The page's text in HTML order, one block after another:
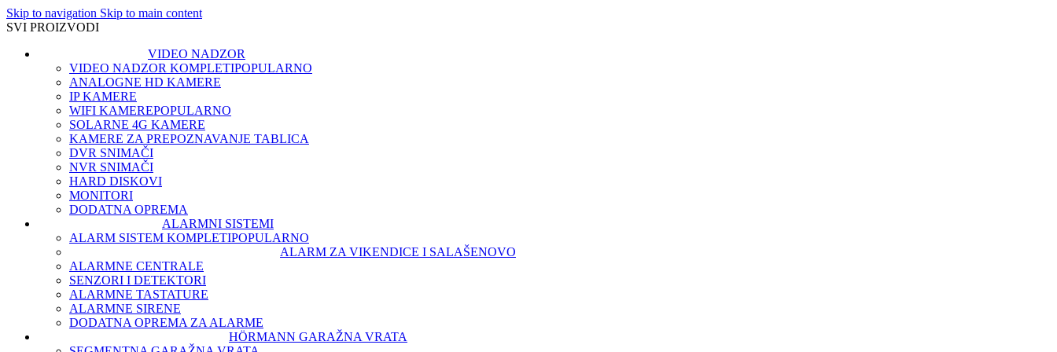
Skip to navigation Skip to main content
SVI PROIZVODI
VIDEO NADZOR
VIDEO NADZOR KOMPLETIPOPULARNO
ANALOGNE HD KAMERE
IP KAMERE
WIFI KAMEREPOPULARNO
SOLARNE 4G KAMERE
KAMERE ZA PREPOZNAVANJE TABLICA
DVR SNIMAČI
NVR SNIMAČI
HARD DISKOVI
MONITORI
DODATNA OPREMA
ALARMNI SISTEMI
ALARM SISTEM KOMPLETIPOPULARNO
ALARM ZA VIKENDICE I SALAŠENOVO
ALARMNE CENTRALE
SENZORI I DETEKTORI
ALARMNE TASTATURE
ALARMNE SIRENE
DODATNA OPREMA ZA ALARME
HÖRMANN GARAŽNA VRATA